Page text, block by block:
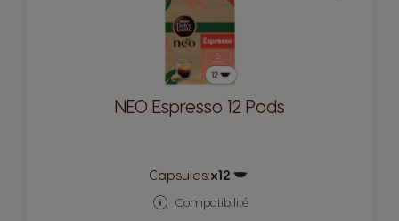
NEO Espresso 12 Pods
Capsules:x12
Compatibilité